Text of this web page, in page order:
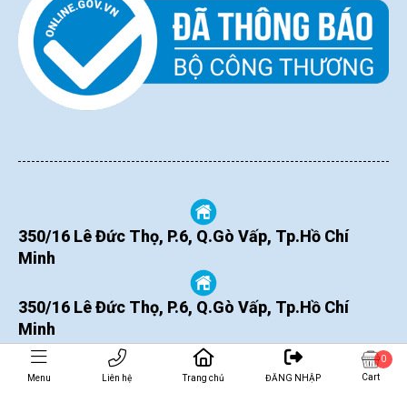
Menu Liên hệ Trang chủ ĐĂNG NHẬP
0
Cart
350/16 Lê Đức Thọ, P.6, Q.Gò Vấp, Tp.Hồ Chí
Minh
350/16 Lê Đức Thọ, P.6, Q.Gò Vấp, Tp.Hồ Chí
Minh